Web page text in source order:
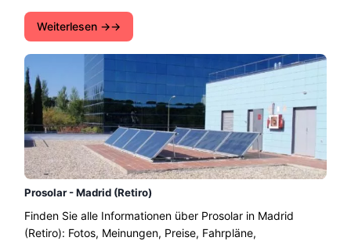
Weiterlesen →
Prosolar - Madrid (Retiro)
Finden Sie alle Informationen über Prosolar in Madrid
(Retiro): Fotos, Meinungen, Preise, Fahrpläne,